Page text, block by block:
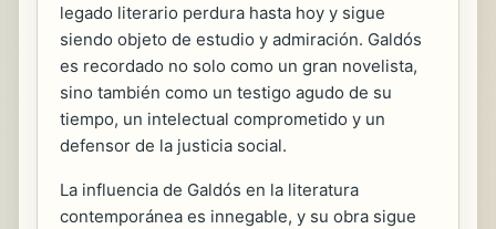
legado literario perdura hasta hoy y sigue
siendo objeto de estudio y admiración. Galdós
es recordado no solo como un gran novelista,
sino también como un testigo agudo de su
tiempo, un intelectual comprometido y un
defensor de la justicia social.
La influencia de Galdós en la literatura
contemporánea es innegable, y su obra sigue